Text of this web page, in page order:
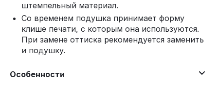
штемпельный материал.
Со временем подушка принимает форму
клише печати, с которым она используются.
При замене оттиска рекомендуется заменить
и подушку.
Особенности